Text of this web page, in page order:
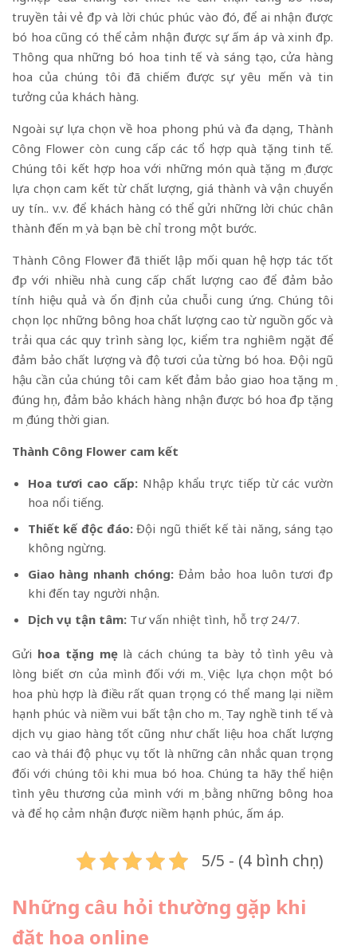
truyền tải vẻ đẹp và lời chúc phúc vào đó, để ai nhận được
bó hoa cũng có thể cảm nhận được sự ấm áp và xinh đẹp.
Thông qua những bó hoa tinh tế và sáng tạo, cửa hàng
hoa của chúng tôi đã chiếm được sự yêu mến và tin
tưởng của khách hàng.
Ngoài sự lựa chọn về hoa phong phú và đa dạng, Thành
Công Flower còn cung cấp các tổ hợp quà tặng tinh tế.
Chúng tôi kết hợp hoa với những món quà tặng mẹ được
lựa chọn cam kết từ chất lượng, giá thành và vận chuyển
uy tín.. v.v. để khách hàng có thể gửi những lời chúc chân
thành đến mẹ và bạn bè chỉ trong một bước.
Thành Công Flower đã thiết lập mối quan hệ hợp tác tốt
đẹp với nhiều nhà cung cấp chất lượng cao để đảm bảo
tính hiệu quả và ổn định của chuỗi cung ứng. Chúng tôi
chọn lọc những bông hoa chất lượng cao từ nguồn gốc và
trải qua các quy trình sàng lọc, kiểm tra nghiêm ngặt để
đảm bảo chất lượng và độ tươi của từng bó hoa. Đội ngũ
hậu cần của chúng tôi cam kết đảm bảo giao hoa tặng mẹ
đúng hẹn, đảm bảo khách hàng nhận được bó hoa đẹp tặng
mẹ đúng thời gian.
Thành Công Flower cam kết
Hoa tươi cao cấp:Nhập khẩu trực tiếp từ các vườn
hoa nổi tiếng.
Thiết kế độc đáo:Đội ngũ thiết kế tài năng, sáng tạo
không ngừng.
Giao hàng nhanh chóng: Đảm bảo hoa luôn tươi đẹp
khi đến tay người nhận.
Dịch vụ tận tâm:Tư vấn nhiệt tình, hỗ trợ 24/7.
Gửi hoa tặng mẹlà cách chúng ta bày tỏ tình yêu và
lòng biết ơn của mình đối với mẹ. Việc lựa chọn một bó
hoa phù hợp là điều rất quan trọng có thể mang lại niềm
hạnh phúc và niềm vui bất tận cho mẹ. Tay nghề tinh tế và
dịch vụ giao hàng tốt cũng như chất liệu hoa chất lượng
cao và thái độ phục vụ tốt là những cân nhắc quan trọng
đối với chúng tôi khi mua bó hoa. Chúng ta hãy thể hiện
tình yêu thương của mình với mẹ bằng những bông hoa
và để họ cảm nhận được niềm hạnh phúc, ấm áp.
5/5 - (4 bình chọn)
Những câu hỏi thường gặp khi
đặt hoa online